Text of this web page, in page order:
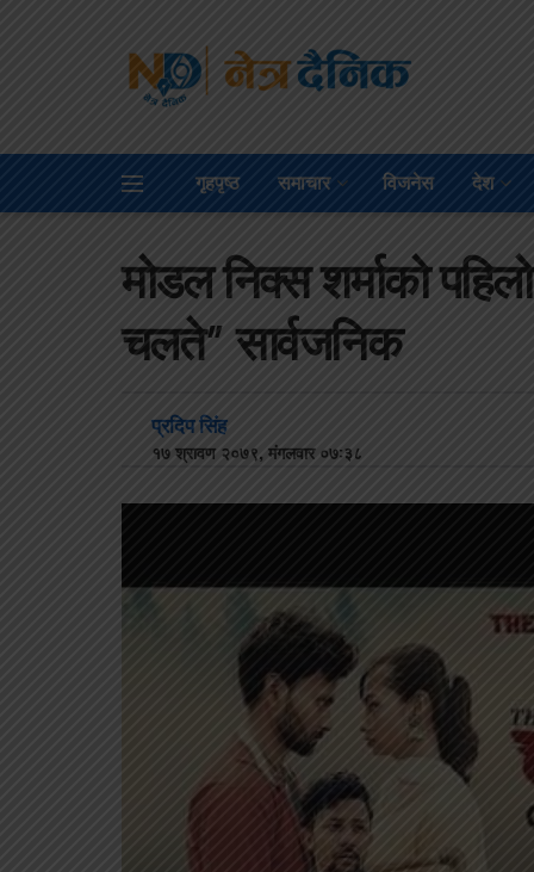
गृहपृष्ठ समाचार विजनेस देश
मोडल निक्स शर्माको
चलते” सार्वजनिक
प्रदिप सिंह
१७ श्रावण २०७९, मंगलवार ०७:३८